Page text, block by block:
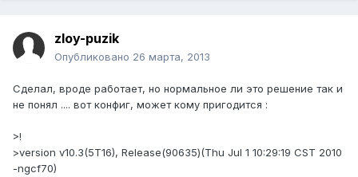
zloy-puzik
Опубликовано 26 марта, 2013
Сделал, вроде работает, но нормальное ли это решение так и
не понял .... вот конфиг, может кому пригодится :
>!
>version v10.3(5T16), Release(90635)(Thu Jul 1 10:29:19 CST 2010
-ngcf70)